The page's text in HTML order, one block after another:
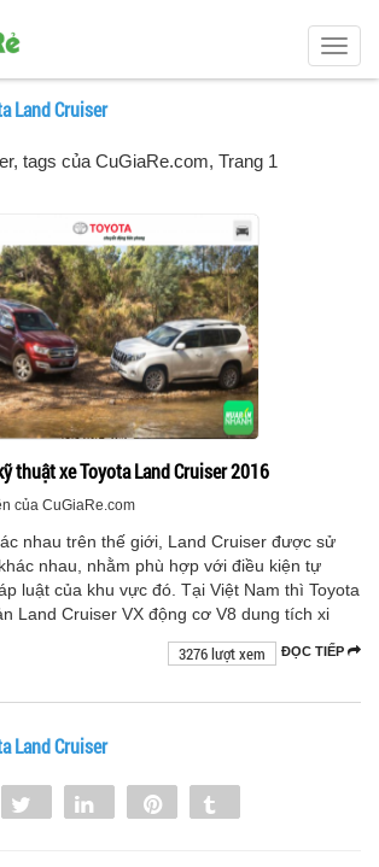
Land Cruiser
tags của CuGiaRe.com, Trang 1
thuật xe Toyota Land Cruiser 2016
của CuGiaRe.com
nhau trên thế giới, Land Cruiser được sử
nhau, nhằm phù hợp với điều kiện tự
luật của khu vực đó. Tại Việt Nam thì Toyota
Land Cruiser VX động cơ V8 dung tích xi
ĐỌC TIẾP
3276 lượt xem
Land Cruiser
Tweet Share